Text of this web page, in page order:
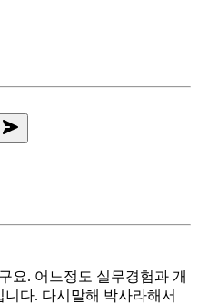
요. 어느정도 실무경험과 개
다. 다시말해 박사라해서